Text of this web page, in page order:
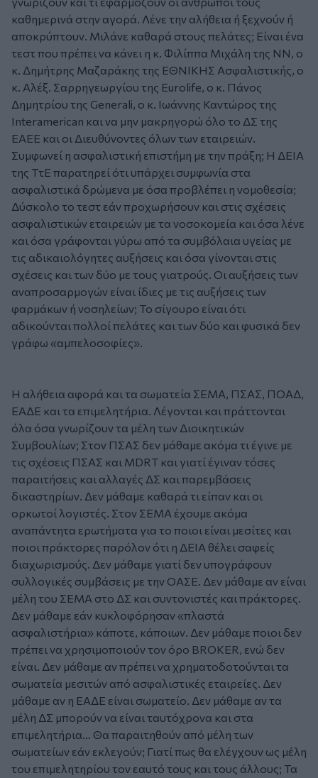
καθημερινά στην αγορά. Λένε την αλήθεια ή ξεχνούν ή
αποκρύπτουν. Μιλάνε καθαρά στους πελάτες; Είναι ένα
τεστ που πρέπει να κάνει η κ. Φιλίππα Μιχάλη της ΝΝ, ο
κ. Δημήτρης Μαζαράκης της ΕΘΝΙΚΗΣ Ασφαλιστικής, ο
κ. Αλέξ. Σαρρηγεωργίου της Eurolife, ο κ. Πάνος
Δημητρίου της Generali, ο κ. Ιωάννης Καντώρος της
Interamerican και να μην μακρηγορώ όλο το ΔΣ της
ΕΑΕΕ και οι Διευθύνοντες όλων των εταιρειών.
Συμφωνεί η ασφαλιστική επιστήμη με την πράξη; Η ΔΕΙΑ
της ΤτΕ παρατηρεί ότι υπάρχει συμφωνία στα
ασφαλιστικά δρώμενα με όσα προβλέπει η νομοθεσία;
Δύσκολο το τεστ εάν προχωρήσουν και στις σχέσεις
ασφαλιστικών εταιρειών με τα νοσοκομεία και όσα λένε
και όσα γράφονται γύρω από τα συμβόλαια υγείας με
τις αδικαιολόγητες αυξήσεις και όσα γίνονται στις
σχέσεις και των δύο με τους γιατρούς. Οι αυξήσεις των
αναπροσαρμογών είναι ίδιες με τις αυξήσεις των
φαρμάκων ή νοσηλείων; Το σίγουρο είναι ότι
αδικούνται πολλοί πελάτες και των δύο και φυσικά δεν
γράφω «αμπελοσοφίες».
Η αλήθεια αφορά και τα σωματεία ΣΕΜΑ, ΠΣΑΣ, ΠΟΑΔ,
ΕΑΔΕ και τα επιμελητήρια. Λέγονται και πράττονται
όλα όσα γνωρίζουν τα μέλη των Διοικητικών
Συμβουλίων; Στον ΠΣΑΣ δεν μάθαμε ακόμα τι έγινε με
τις σχέσεις ΠΣΑΣ και MDRT και γιατί έγιναν τόσες
παραιτήσεις και αλλαγές ΔΣ και παρεμβάσεις
δικαστηρίων. Δεν μάθαμε καθαρά τι είπαν και οι
ορκωτοί λογιστές. Στον ΣΕΜΑ έχουμε ακόμα
αναπάντητα ερωτήματα για το ποιοι είναι μεσίτες και
ποιοι πράκτορες παρόλον ότι η ΔΕΙΑ θέλει σαφείς
διαχωρισμούς. Δεν μάθαμε γιατί δεν υπογράφουν
συλλογικές συμβάσεις με την ΟΑΣΕ. Δεν μάθαμε αν είναι
μέλη του ΣΕΜΑ στο ΔΣ και συντονιστές και πράκτορες.
Δεν μάθαμε εάν κυκλοφόρησαν «πλαστά
ασφαλιστήρια» κάποτε, κάποιων. Δεν μάθαμε ποιοι δεν
πρέπει να χρησιμοποιούν τον όρο BROKER, ενώ δεν
είναι. Δεν μάθαμε αν πρέπει να χρηματοδοτούνται τα
σωματεία μεσιτών από ασφαλιστικές εταιρείες. Δεν
μάθαμε αν η ΕΑΔΕ είναι σωματείο. Δεν μάθαμε αν τα
μέλη ΔΣ μπορούν να είναι ταυτόχρονα και στα
επιμελητήρια… Θα παραιτηθούν από μέλη των
σωματείων εάν εκλεγούν; Γιατί πως θα ελέγχουν ως μέλη
του επιμελητηρίου τον εαυτό τους και τους άλλους; Τα